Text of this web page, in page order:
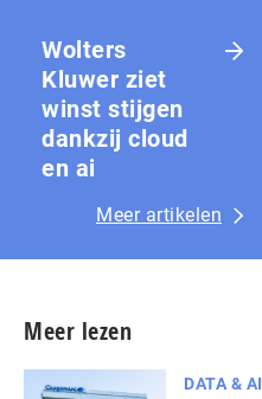
Wolters
Kluwer ziet
winst stijgen
dankzij cloud
en ai
Meer artikelen
Meer lezen
DATA & AI